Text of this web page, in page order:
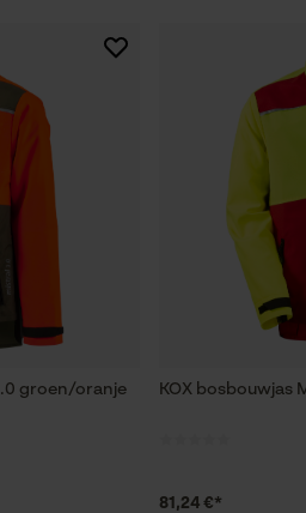
groen/oranje KOX bosbouwjas
81,24 €*